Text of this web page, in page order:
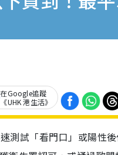
在Google追蹤
《UHK 港生活》
測試「看門口」或陽性